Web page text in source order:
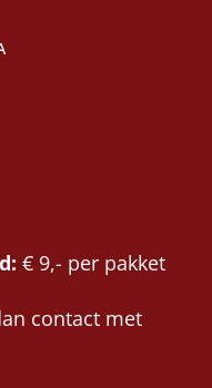
€ 9,- per pakket
contact met